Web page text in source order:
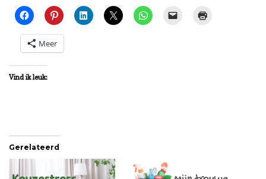
Meer
Vind ik leuk:
Gerelateerd